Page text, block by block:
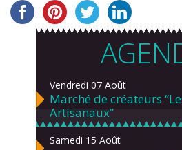
solides restant sont refroidis
pour devenir…
Vendredi 07 Août
Marché de créateurs
Artisanaux”
Samedi 15 Août